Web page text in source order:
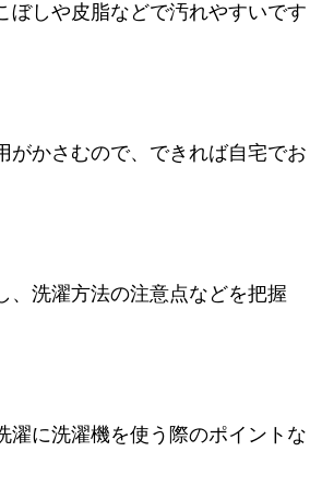
ぼしや皮脂などで汚れやすいです
がかさむので、できれば自宅でお
、洗濯方法の注意点などを把握
濯に洗濯機を使う際のポイントな